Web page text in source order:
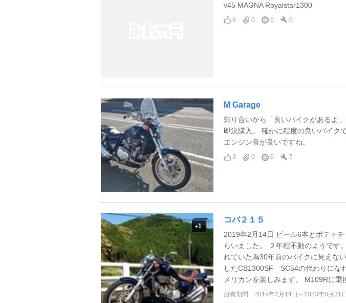
v45 MAGNA Royalstar1300
6 0 0 0
M Garage
知り合いから「良いバイクがあるよ
即決購入。 確かに程度の良いバイク
エンジン音が良いですね。
3 0 0 7
+1
コバ２１５
2019年2月14日 ビール6本とポテト
らいました。 ２年程不動のようです
れていた為30年前のバイクに見えな
したCB1300SF SC54の代わりにな
メリカンを楽しみます。 M109Rに乗
所有期間
2019年2月14日～2023年8月31